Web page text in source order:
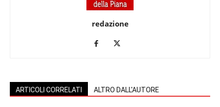
redazione
ARTICOLI CORRELATI ALTRO DALL'AUTORE